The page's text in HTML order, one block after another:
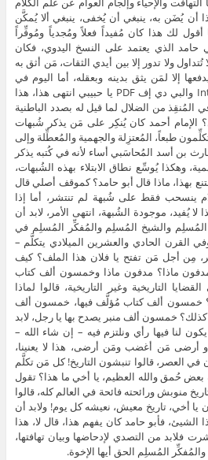
أن يُضَن به، ينبغي أن يُخفى، ينبغي ألا يُمكَّن
أقول لك هذا كان مُفيداً فعلاً ومُجدياً ومُوفِّراً
الذي يعتمد على النسخ اليدوي، فكان
ولا تدور إلا بين أيدي الثقات، مَن أثق به
إلا لمَن يثق بدينه وبعقله، أما اليوم في
عصر الطباعة والإنترنت Internet والبي دي إف PDF يا حبيبي انتهى هذا، هذا
المُنقِذ من الضلال لما قيل له بصدد الباطنية
الإمام أحمد كان يُنكِر على مَن يذكر شُبهات
طبعاً، المُعتزِلة والجهمية والمُعطِّلة وإلى
بن أسد المُحاسَبي أساء لأنه في كُتبه يذكر
وهكذا يُوسِّع نطاق الابتلاء بهذه الشُبهات،
بهذا، ماذا قال أبو حامد؟ كموقف أصلي قال
ينسحب فقط على شُبهة لم تنتشر، أما إذا
يُفيد، موجودة الشُبهة، انتهى الأمر، لابد أن
المُسلِم والشيخ المُسلِم والمُفكِّر المُسلِم في
القرن الحادي والعشرين الميلادي يتكلَّم –
مِن أجل مَن تفتح يا فلان هذا الملف؟ كيف
ماذا؟ مدفون ماذا وخمسون ألف كتاب
التاريخية وغير التاريخية، قالوا لماذا
خمسون ألف كتاب مُؤلَّف فيها، خمسون ألف
كذلك؟ خمسون ألف منبر يصدح بها يا رجل، لابد
لنا فيها رأي ونلتزم فيه – إن شاء الله –
أرضى مَن أغضب ومَن أرضى، هذا لا يعنينا،
في العصر، قالوا تنبشون التاريخ! كل مَن تكلَّم
حُمق والله العظيم، يا أخي ما هذا؟ تقول
منوبش ورائحته فائحة في العالم كله، قالوا
يا أخي، تاريخ معيش، نعيشه كل يوم! ولابد أن
فأبو حامد كان يفهم هذا، قال لا، هذا
فلابد من التصدي لإدحاضها وبيان تهافتها،
المُسلِم الحق أيها الإخوة.